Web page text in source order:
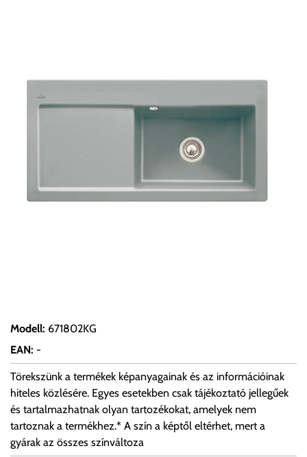
Modell: 671802KG
EAN: -
Törekszünk a termékek képanyagainak és az információinak
hiteles közlésére. Egyes esetekben csak tájékoztató jellegűek
és tartalmazhatnak olyan tartozékokat, amelyek nem
tartoznak a termékhez.* A szín a képtől eltérhet, mert a
gyárak az összes színváltoza